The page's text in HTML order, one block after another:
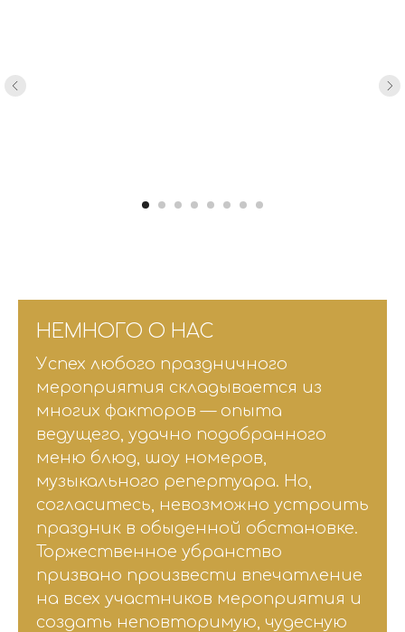
НЕМНОГО О НАС
Успех любого праздничного
мероприятия складывается из
многих факторов — опыта
ведущего, удачно подобранного
меню блюд, шоу номеров,
музыкального репертуара. Но,
согласитесь, невозможно устроить
праздник в обыденной обстановке.
Торжественное убранство
призвано произвести впечатление
на всех участников мероприятия и
создать неповторимую, чудесную